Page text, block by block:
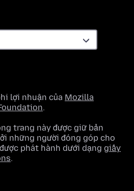
lợi nhuận của Mozilla
.
trang này được giữ bản
những người đóng góp cho
phát hành dưới dạng giấy
.